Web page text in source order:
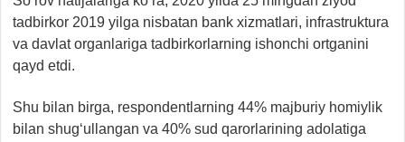
tadbirkor 2019 yilga nisbatan bank xizmatlari, infrastruktura
va davlat organlariga tadbirkorlarning ishonchi ortganini
qayd etdi.
Shu bilan birga, respondentlarning 44% majburiy homiylik
bilan shug‘ullangan va 40% sud qarorlarining adolatiga